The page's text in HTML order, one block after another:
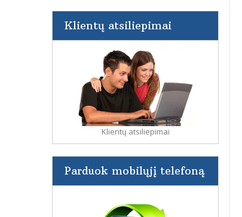
Klientų atsiliepimai
Klientų atsiliepimai
Parduok mobilųjį telefoną